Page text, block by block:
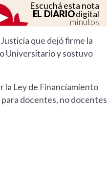
Escuchá esta nota
EL DIARIOdigital
minutos
que dejó firme la
Universitario y sostuvo
la Ley de Financiamiento
docentes, no docentes